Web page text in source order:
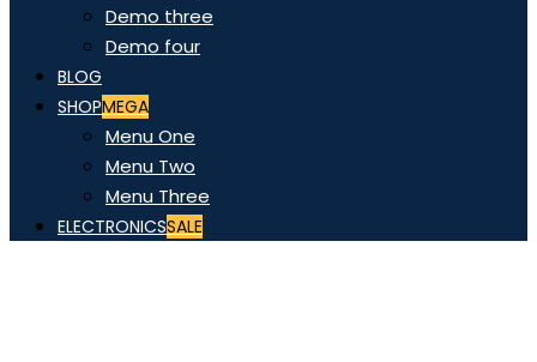
Demo three
Demo four
BLOG
SHOPMEGA
Menu One
Menu Two
Menu Three
ELECTRONICSSALE